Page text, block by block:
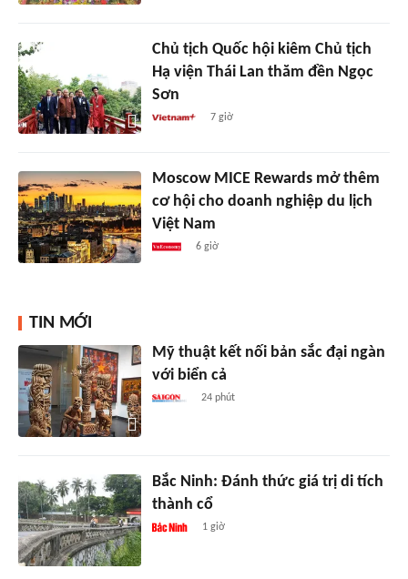
Chủ tịch Quốc hội kiêm Chủ tịch
Hạ viện Thái Lan thăm đền Ngọc
Sơn
7 giờ
Moscow MICE Rewards mở thêm
cơ hội cho doanh nghiệp du lịch
Việt Nam
6 giờ
TIN MỚI
Mỹ thuật kết nối bản sắc đại ngàn
với biển cả
24 phút
Bắc Ninh: Đánh thức giá trị di tích
thành cổ
1 giờ